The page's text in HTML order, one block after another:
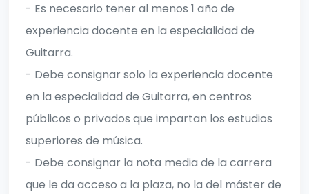
- Es necesario tener al menos 1 año de
experiencia docente en la especialidad de
Guitarra.
- Debe consignar solo la experiencia docente
en la especialidad de Guitarra, en centros
públicos o privados que impartan los estudios
superiores de música.
- Debe consignar la nota media de la carrera
que le da acceso a la plaza, no la del máster de